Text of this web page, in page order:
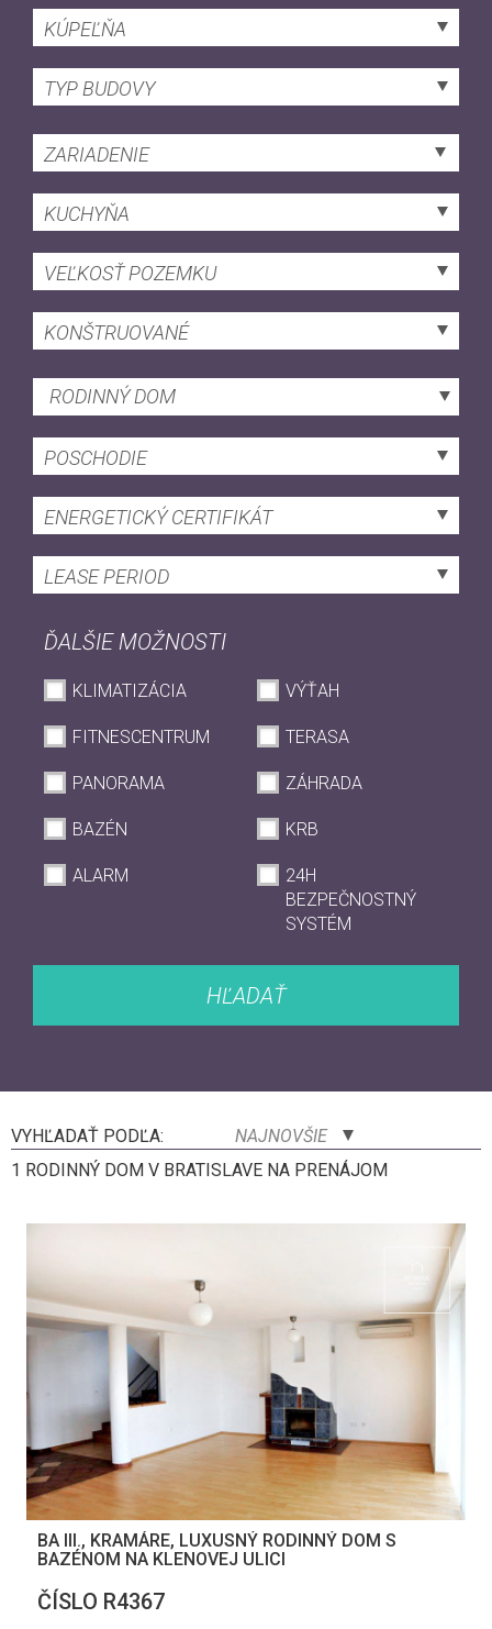
KÚPEĽŇA
TYP BUDOVY
ZARIADENIE
KUCHYŇA
VEĽKOSŤ POZEMKU
KONŠTRUOVANÉ
RODINNÝ DOM
POSCHODIE
ENERGETICKÝ CERTIFIKÁT
LEASE PERIOD
ĎALŠIE MOŽNOSTI
KLIMATIZÁCIA VÝŤAH
FITNESCENTRUM TERASA
PANORAMA ZÁHRADA
BAZÉN KRB
ALARM
24H
BEZPEČNOSTNÝ
SYSTÉM
HĽADAŤ
VYHĽADAŤ PODĽA:
NAJNOVŠIE
1 RODINNÝ DOM V BRATISLAVE NA PRENÁJOM
BA III., KRAMÁRE, LUXUSNÝ RODINNÝ DOM S
BAZÉNOM NA KLENOVEJ ULICI
ČÍSLO R4367